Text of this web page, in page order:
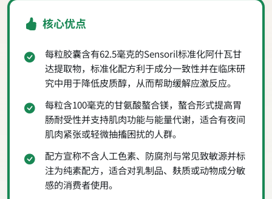
核心优点
每粒胶囊含有62.5毫克的Sensoril标准化阿什瓦甘
达提取物，标准化配方利于成分一致性并在临床研
究中用于降低皮质醇，从而帮助缓解应激反应。
每粒含100毫克的甘氨酸螯合镁，螯合形式提高胃
肠耐受性并支持肌肉功能与能量代谢，适合有夜间
肌肉紧张或轻微抽搐困扰的人群。
配方宣称不含人工色素、防腐剂与常见致敏源并标
注为纯素配方，适合对乳制品、麸质或动物成分敏
感的消费者使用。